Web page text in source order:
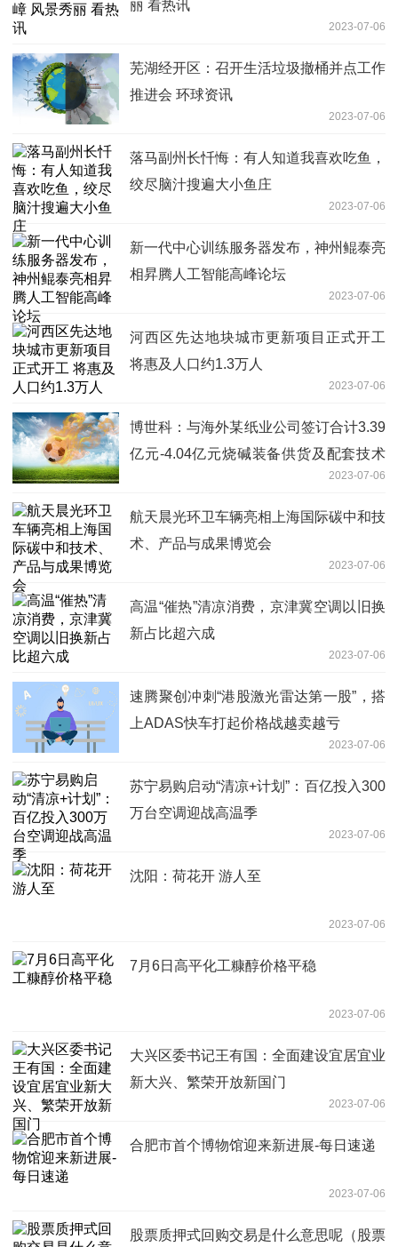
丽 看热讯
2023-07-06
芜湖经开区：召开生活垃圾撤桶并点工作
推进会 环球资讯
2023-07-06
落马副州长忏悔：有人知道我喜欢吃鱼，
绞尽脑汁搜遍大小鱼庄
2023-07-06
新一代中心训练服务器发布，神州鲲泰亮
相昇腾人工智能高峰论坛
2023-07-06
河西区先达地块城市更新项目正式开工
将惠及人口约1.3万人
2023-07-06
博世科：与海外某纸业公司签订合计3.39
亿元-4.04亿元烧碱装备供货及配套技术
2023-07-06
航天晨光环卫车辆亮相上海国际碳中和技
术、产品与成果博览会
2023-07-06
高温“催热”清凉消费，京津冀空调以旧换
新占比超六成
2023-07-06
速腾聚创冲刺“港股激光雷达第一股”，搭
上ADAS快车打起价格战越卖越亏
2023-07-06
苏宁易购启动“清凉+计划”：百亿投入300
万台空调迎战高温季
2023-07-06
沈阳：荷花开 游人至
2023-07-06
7月6日高平化工糠醇价格平稳
2023-07-06
大兴区委书记王有国：全面建设宜居宜业
新大兴、繁荣开放新国门
2023-07-06
合肥市首个博物馆迎来新进展-每日速递
2023-07-06
股票质押式回购交易是什么意思呢（股票